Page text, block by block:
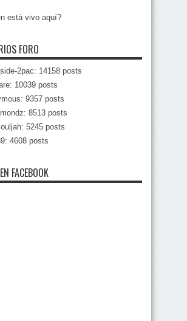
está vivo aquí?
FORO
2pac: 14158 posts
10039 posts
9357 posts
8513 posts
5245 posts
4608 posts
FACEBOOK